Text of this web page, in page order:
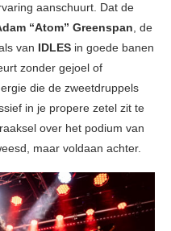
aanschuurt. Dat de
“Atom” Greenspan, de
van IDLES in goede banen
zonder gejoel of
die de zweetdruppels
in je propere zetel zit te
over het podium van
maar voldaan achter.